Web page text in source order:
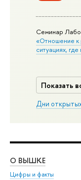
Семинар
«Отношение к
ситуациях,
Показать
Дни
О ВЫШКЕ
Цифры и факты